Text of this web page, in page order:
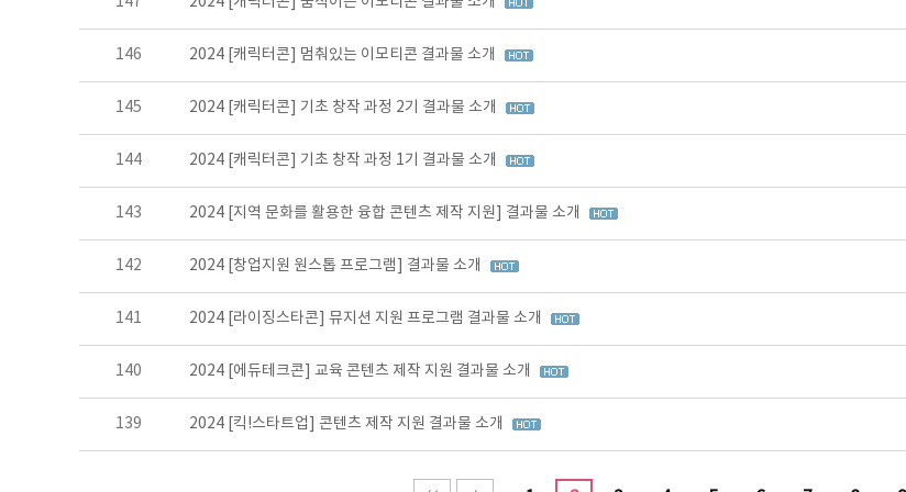
146 2024 [캐릭터콘] 멈춰있는 이모티콘 결과물 소개
145 2024 [캐릭터콘] 기초 창작 과정 2기 결과물 소개
144 2024 [캐릭터콘] 기초 창작 과정 1기 결과물 소개
143 2024 [지역 문화를 활용한 융합 콘텐츠 제작 지원] 결과물 소개
142 2024 [창업지원 원스톱 프로그램] 결과물 소개
141 2024 [라이징스타콘] 뮤지션 지원 프로그램 결과물 소개
140 2024 [에듀테크콘] 교육 콘텐츠 제작 지원 결과물 소개
139 2024 [킥!스타트업] 콘텐츠 제작 지원 결과물 소개